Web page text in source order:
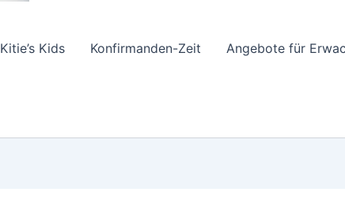
Kitie’s Kids Konfirmanden-Zeit Angebote für